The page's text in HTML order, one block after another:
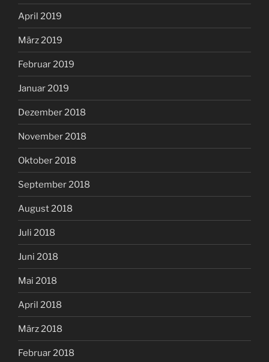
April 2019
März 2019
Februar 2019
Januar 2019
Dezember 2018
November 2018
Oktober 2018
September 2018
August 2018
Juli 2018
Juni 2018
Mai 2018
April 2018
März 2018
Februar 2018